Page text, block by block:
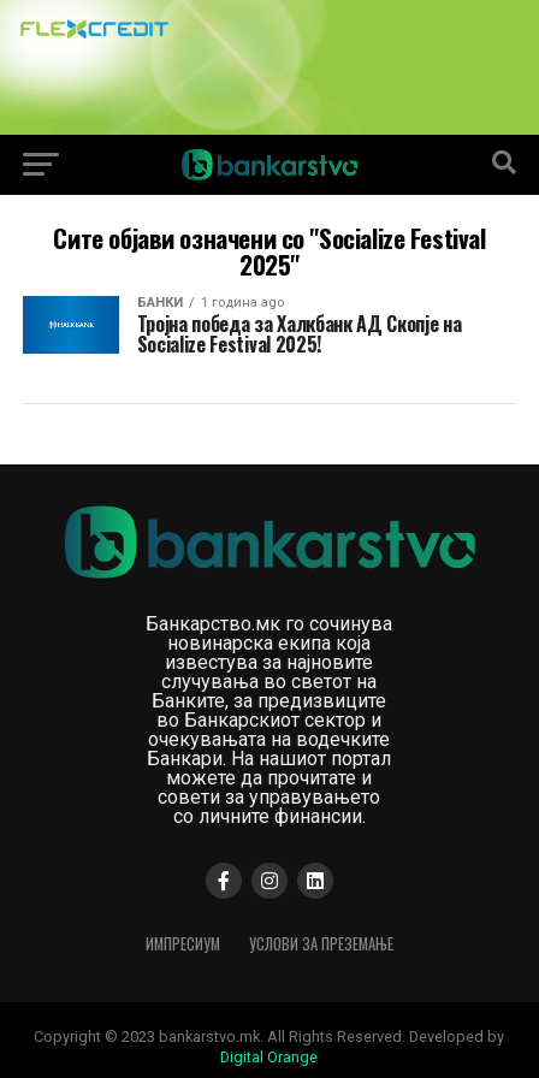
Сите објави означени со "Socialize Festival
2025"
БАНКИ 1 година ago
Тројна победа за Халкбанк АД Скопје на
Socialize Festival 2025!
Банкарство.мк го сочинува
новинарска екипа која
известува за најновите
случувања во светот на
Банките, за предизвиците
во Банкарскиот сектор и
очекувањата на водечките
Банкари. На нашиот портал
можете да прочитате и
совети за управувањето
со личните финансии.
ИМПРЕСИУМ УСЛОВИ ЗА ПРЕЗЕМАЊЕ
Copyright © 2023 bankarstvo.mk. All Rights Reserved. Developed by
Digital Orange